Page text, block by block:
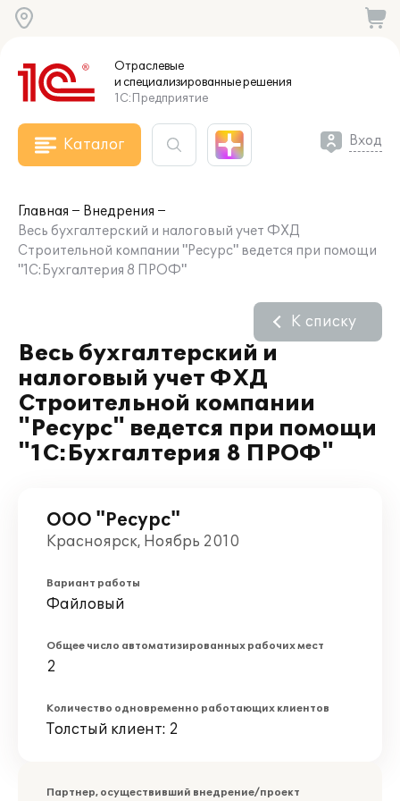
Отраслевые
и специализированныерешения
1С:Предприятие
Каталог Вход
Главная
Внедрения
Весь бухгалтерский и налоговый учет ФХД
Строительной компании "Ресурс" ведется при помощи
"1С:Бухгалтерия 8 ПРОФ"
Весь бухгалтерский и
налоговый учет ФХД
Строительной компании
"Ресурс" ведется при помощи
"1С:Бухгалтерия 8 ПРОФ"
К списку
ООО "Ресурс"
Красноярск, Ноябрь 2010
Вариант работы
Файловый
Общее число автоматизированных рабочих мест
2
Количество одновременно работающих клиентов
Толстый клиент: 2
Партнер, осуществивший внедрение/проект